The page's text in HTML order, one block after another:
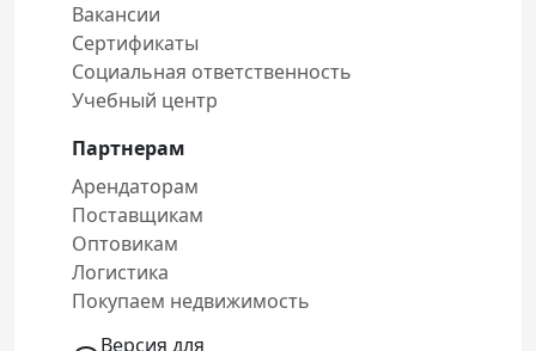
Вакансии
Сертификаты
Социальная ответственность
Учебный центр
Партнерам
Арендаторам
Поставщикам
Оптовикам
Логистика
Покупаем недвижимость
Версия для